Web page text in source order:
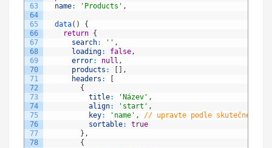
63
64
65
66
67
68
69
70
71
72
73
74
75
76
77
78
name: 'Products' ,
data( )
{
return {
search: '' ,
loading: false,
error: null ,
products :
,
headers :
{
title: 'Název' ,
align: 'start' ,
key: 'name' ,
// upravte podle skutečného
sortable:
true
} ,
{